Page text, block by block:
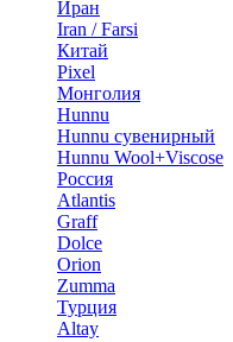
Иран
Iran / Farsi
Китай
Pixel
Монголия
Hunnu
Hunnu сувенирный
Hunnu Wool+Viscose
Россия
Atlantis
Graff
Dolce
Orion
Zumma
Турция
Altay